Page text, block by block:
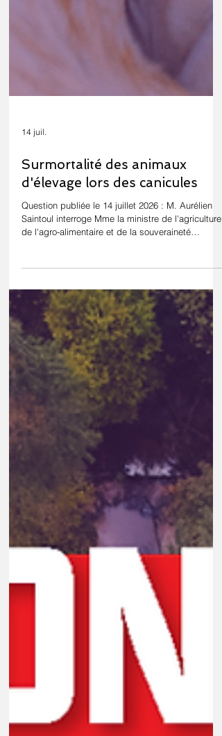
14 juil.
Surmortalité des animaux
d'élevage lors des canicules
Question publiée le 14 juillet 2026 : M. Aurélien
d'élevage lors des épisodes caniculaires et sur
l'adaptation de l'élevage français au dérèglement
climatique. La canicule qui vient de frapper la
France a une nouvelle fois révélé la vulnérabilité
de l'élevage intensif face aux conséquences du
dérèglement climatique alors que ces épisodes